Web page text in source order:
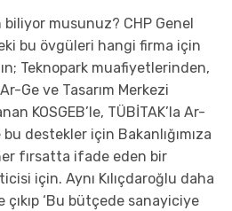
musunuz? CHP Genel
bu övgüleri hangi firma için
Teknopark muafiyetlerinden,
Ge ve Tasarım Merkezi
KOSGEB’le, TÜBİTAK’la Ar-
destekler için Bakanlığımıza
fırsatta ifade eden bir
için. Aynı Kılıçdaroğlu daha
‘Bu bütçede sanayiciye